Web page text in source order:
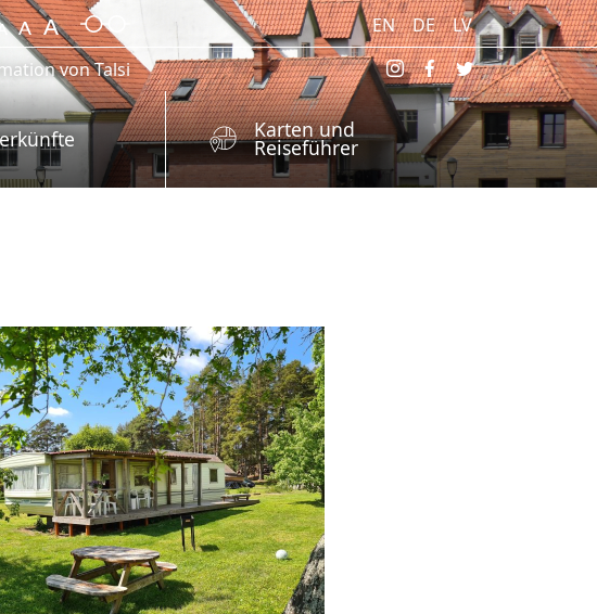
EN DE
LV
von Talsi
Karten und
Reiseführer